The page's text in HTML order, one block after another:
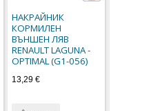
НАКРАЙНИК
КОРМИЛЕН
ВЪНШЕН ЛЯВ
RENAULT LAGUNA -
OPTIMAL (G1-056)
13,29 €